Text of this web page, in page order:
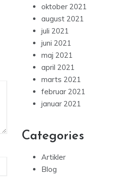
oktober 2021
august 2021
juli 2021
juni 2021
maj 2021
april 2021
marts 2021
februar 2021
januar 2021
Categories
Artikler
Blog